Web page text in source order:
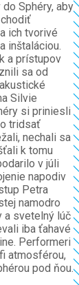
Sphéry, aby
ich tvorivé
inštaláciou.
a prístupov
sa od
Silvie
si priniesli
tridsať
nechali sa
k tomu
v júli
napodiv
Petra
namodro
a svetelný lúč
iba ťahavé
Performeri
atmosférou,
pod ňou.